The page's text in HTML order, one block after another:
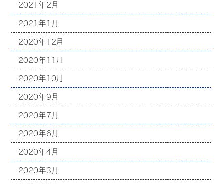
2021年2月
2021年1月
2020年12月
2020年11月
2020年10月
2020年9月
2020年7月
2020年6月
2020年4月
2020年3月